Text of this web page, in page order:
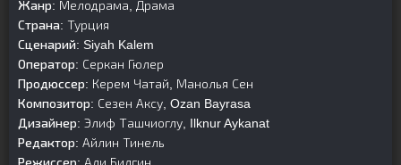
Жанр: Мелодрама, Драма
Страна: Турция
Сценарий: Siyah Kalem
Оператор: Серкан Гюлер
Продюссер: Керем Чатай, Манолья Сен
Композитор: Сезен Аксу, Ozan Bayrasa
Дизайнер: Элиф Ташчиоглу, Ilknur Aykanat
Редактор: Айлин Тинель